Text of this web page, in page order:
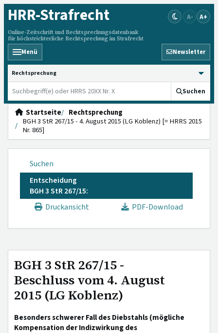
HRR-Strafrecht
Online-Zeitschrift und Rechtsprechungsdatenbank
für höchstrichterliche Rechtsprechung im Strafrecht
A- A+
Menü Newsletter
HRRS durchsuchen
Suchen
Startseite
Rechtsprechung
BGH 3 StR 267/15 - 4. August 2015 (LG Koblenz) [= HRRS 2015
Nr. 865]
Suchen
Entscheidung
BGH 3 StR 267/15:
Druckansicht
PDF-Download
BGH 3 StR 267/15 -
Beschluss vom 4. August
2015 (LG Koblenz)
Besonders schwerer Fall des Diebstahls (mögliche
Kompensation der Indizwirkung des